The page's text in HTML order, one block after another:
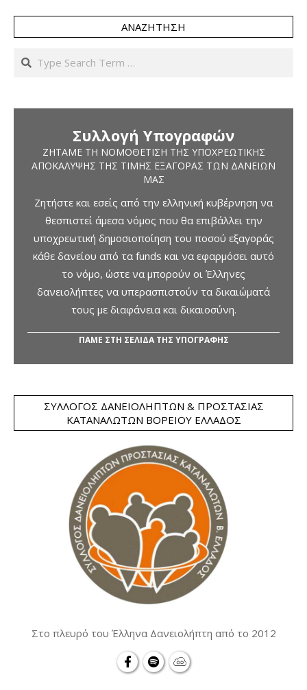
ΑΝΑΖΉΤΗΣΗ
Search
Συλλογή Υπογραφών
ΖΗΤΆΜΕ ΤΗ ΝΟΜΟΘΈΤΙΣΗ ΤΗΣ ΥΠΟΧΡΕΩΤΙΚΉΣ
ΑΠΟΚΆΛΥΨΗΣ ΤΗΣ ΤΙΜΉΣ ΕΞΑΓΟΡΆΣ ΤΩΝ ΔΑΝΕΊΩΝ
ΜΑΣ
Ζητήστε και εσείς από την ελληνική κυβέρνηση να
θεσπιστεί άμεσα νόμος που θα επιβάλλει την
υποχρεωτική δημοσιοποίηση του ποσού εξαγοράς
κάθε δανείου από τα funds και να εφαρμόσει αυτό
το νόμο, ώστε να μπορούν οι Έλληνες
δανειολήπτες να υπερασπιστούν τα δικαιώματά
τους με διαφάνεια και δικαιοσύνη.
ΠΑΜΕ ΣΤΗ ΣΕΛΙΔΑ ΤΗΣ ΥΠΟΓΡΑΦΗΣ
ΣΎΛΛΟΓΟΣ ΔΑΝΕΙΟΛΗΠΤΏΝ & ΠΡΟΣΤΑΣΊΑΣ
ΚΑΤΑΝΑΛΩΤΏΝ ΒΟΡΕΊΟΥ ΕΛΛΆΔΟΣ
Στο πλευρό του Έλληνα Δανειολήπτη από το 2012